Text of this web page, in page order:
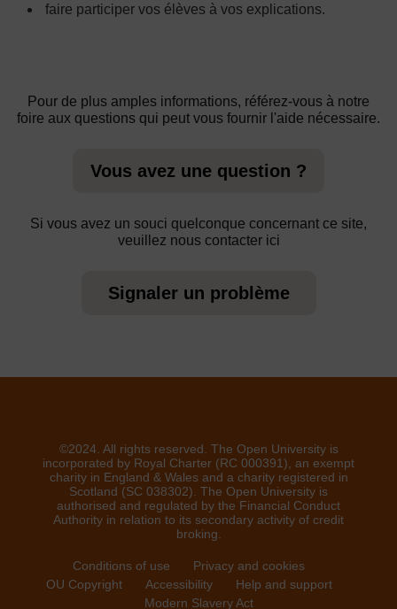
faire participer vos élèves à vos explications.
Pour de plus amples informations, référez-vous à notre
foire aux questions qui peut vous fournir l'aide nécessaire.
Vous avez une question ?
Si vous avez un souci quelconque concernant ce site,
veuillez nous contacter ici
Signaler un problème
©2024. All rights reserved. The Open University is
incorporated by Royal Charter (RC 000391), an exempt
charity in England & Wales and a charity registered in
Scotland (SC 038302). The Open University is
authorised and regulated by the Financial Conduct
Authority in relation to its secondary activity of credit
broking.
Conditions of use
Privacy and cookies
OU Copyright
Accessibility
Help and support
Modern Slavery Act